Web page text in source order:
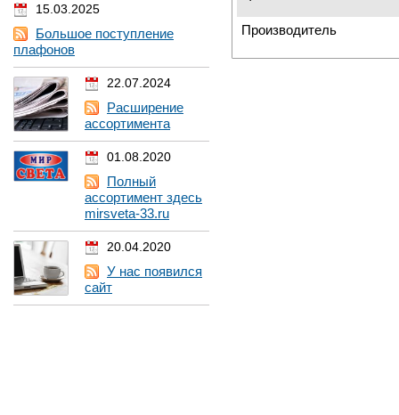
15.03.2025
Большое поступление
плафонов
22.07.2024
Расширение
ассортимента
01.08.2020
Полный
ассортимент здесь
mirsveta-33.ru
20.04.2020
У нас появился
сайт
Производитель